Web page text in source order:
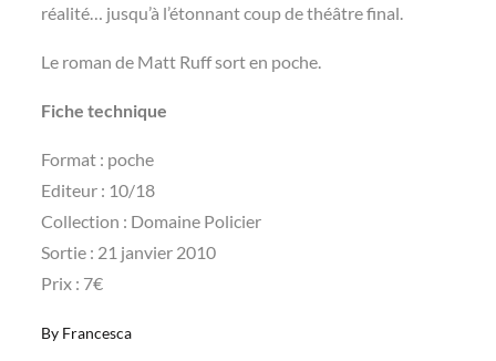
réalité… jusqu’à l’étonnant coup de théâtre final.
Le roman de Matt Ruff sort en poche.
Fiche technique
Format : poche
Editeur : 10/18
Collection : Domaine Policier
Sortie : 21 janvier 2010
Prix : 7€
By Francesca